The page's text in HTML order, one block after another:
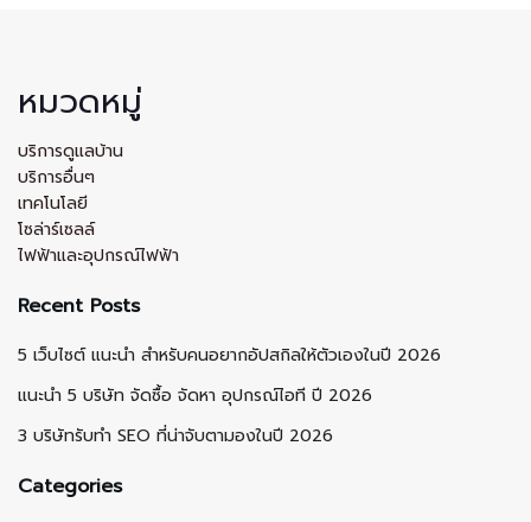
หมวดหมู่
บริการดูแลบ้าน
บริการอื่นๆ
เทคโนโลยี
โซล่าร์เซลล์
ไฟฟ้าและอุปกรณ์ไฟฟ้า
Recent Posts
5 เว็บไซต์ แนะนำ สำหรับคนอยากอัปสกิลให้ตัวเองในปี 2026
แนะนำ 5 บริษัท จัดซื้อ จัดหา อุปกรณ์ไอที ปี 2026
3 บริษัทรับทำ SEO ที่น่าจับตามองในปี 2026
Categories